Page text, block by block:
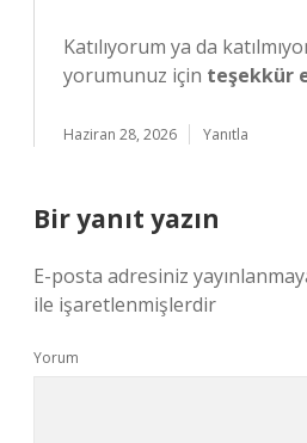
Katılıyorum ya da
yorumunuz için teşekkür
Haziran 28, 2026 Yanıtla
Bir yanıt yazın
E-posta adresiniz
ile işaretlenmişlerdir
Yorum